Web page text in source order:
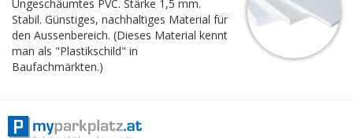
Ungeschäumtes PVC. Stärke 1,5 mm.
Stabil. Günstiges, nachhaltiges Material für
den Aussenbereich. (Dieses Material kennt
man als "Plastikschild" in
Baufachmärkten.)